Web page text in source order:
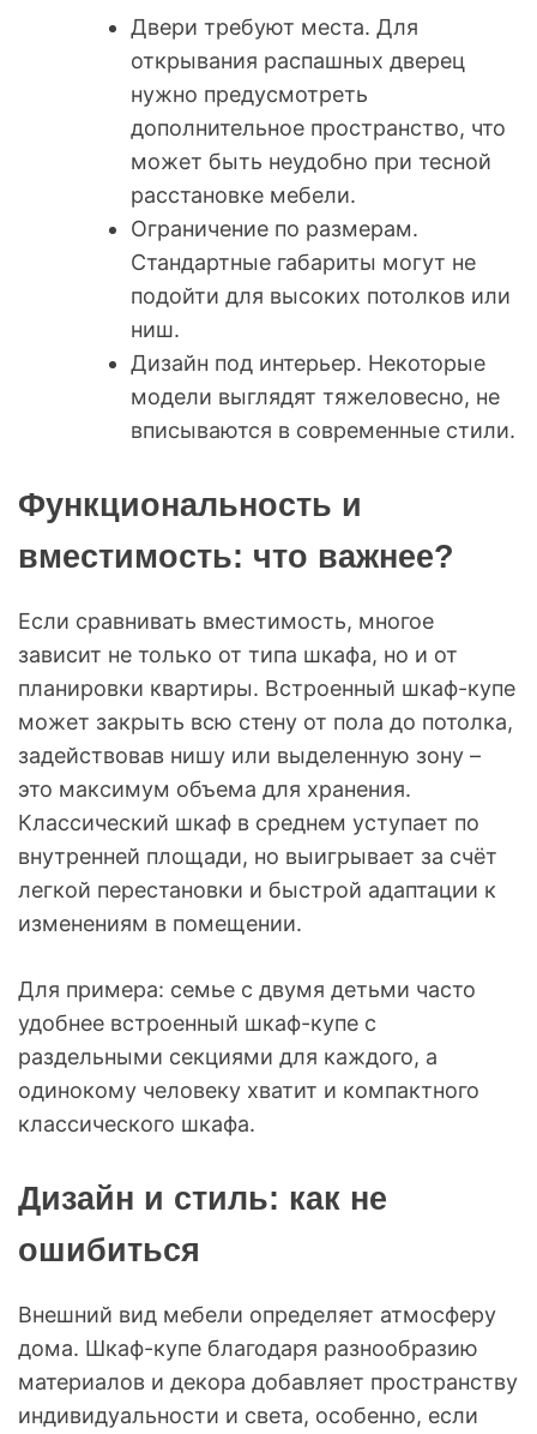
Двери требуют места. Для
открывания распашных дверец
нужно предусмотреть
дополнительное пространство, что
может быть неудобно при тесной
расстановке мебели.
Ограничение по размерам.
Стандартные габариты могут не
подойти для высоких потолков или
ниш.
Дизайн под интерьер. Некоторые
модели выглядят тяжеловесно, не
вписываются в современные стили.
Функциональность и
вместимость: что важнее?
Если сравнивать вместимость, многое
зависит не только от типа шкафа, но и от
планировки квартиры. Встроенный шкаф-купе
может закрыть всю стену от пола до потолка,
задействовав нишу или выделенную зону –
это максимум объема для хранения.
Классический шкаф в среднем уступает по
внутренней площади, но выигрывает за счёт
легкой перестановки и быстрой адаптации к
изменениям в помещении.
Для примера: семье с двумя детьми часто
удобнее встроенный шкаф-купе с
раздельными секциями для каждого, а
одинокому человеку хватит и компактного
классического шкафа.
Дизайн и стиль: как не
ошибиться
Внешний вид мебели определяет атмосферу
дома. Шкаф-купе благодаря разнообразию
материалов и декора добавляет пространству
индивидуальности и света, особенно, если